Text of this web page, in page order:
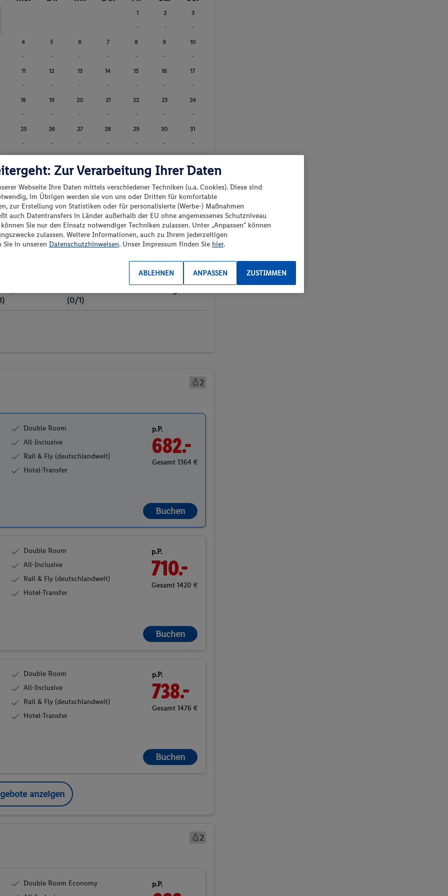
Basketball
1
-
2
-
3
-
4
-
5
-
6
-
7
-
8
-
9
-
10
-
11
-
12
-
13
-
14
-
15
-
16
-
17
-
18
-
19
-
20
-
21
-
22
-
23
-
24
-
25
-
26
-
27
-
28
-
29
-
30
-
31
-
Günstigster Preis p.P. Preis p.P.
los?
(0/1)
2
Double Room
All-Inclusive
Rail & Fly (deutschlandweit)
Hotel-Transfer
p.P.
682.-
Gesamt 1364 €
Buchen
Double Room
All-Inclusive
Rail & Fly (deutschlandweit)
Hotel-Transfer
p.P.
710.-
Gesamt 1420 €
Buchen
Double Room
All-Inclusive
Rail & Fly (deutschlandweit)
Hotel-Transfer
p.P.
738.-
Gesamt 1476 €
Buchen
anzeigen
2
Double Room Economy
p.P.
Zur Verarbeitung Ihrer Daten
Webseite Ihre Daten mittels verschiedener Techniken (u.a. Cookies). Diese sind
im Übrigen werden sie von uns oder Dritten für komfortable
zur Erstellung von Statistiken oder für personalisierte (Werbe-) Maßnahmen
auch Datentransfers in Länder außerhalb der EU ohne angemessenes Schutzniveau
Sie nur den Einsatz notwendiger Techniken zulassen. Unter „Anpassen“ können
zulassen. Weitere Informationen, auch zu Ihrem jederzeitigen
in unseren Datenschutzhinweisen. Unser Impressum finden Sie hier.
ZUSTIMMEN
ANPASSEN
ABLEHNEN